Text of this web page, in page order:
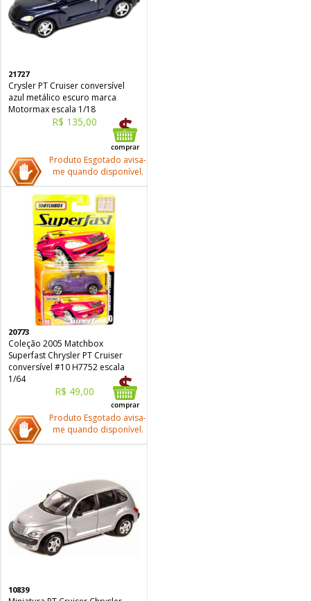
21727
Crysler PT Cruiser conversível
azul metálico escuro marca
Motormax escala 1/18
R$ 135,00
Produto Esgotado avisa-
me quando disponível.
20773
Coleção 2005 Matchbox
Superfast Chrysler PT Cruiser
conversível #10 H7752 escala
1/64
R$ 49,00
Produto Esgotado avisa-
me quando disponível.
10839